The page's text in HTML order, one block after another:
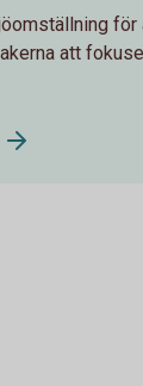
för
att